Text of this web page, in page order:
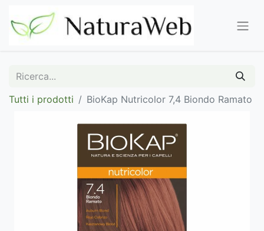
Tutti i prodotti BioKap Nutricolor 7,4 Biondo Ramato